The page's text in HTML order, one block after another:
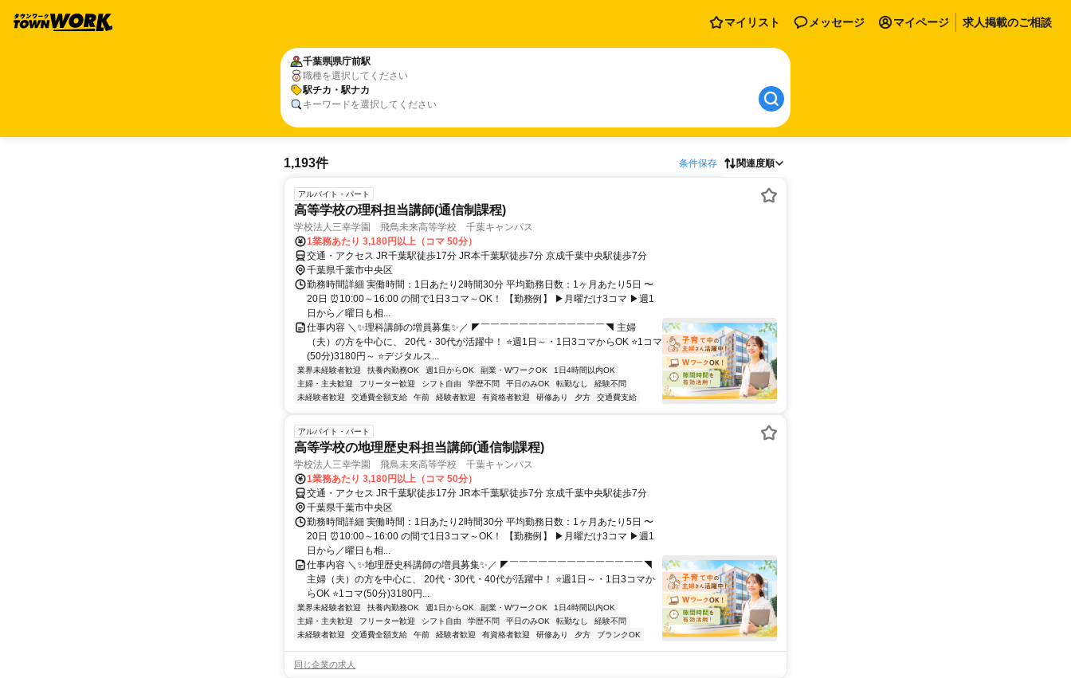
マイリスト メッセージ マイページ 求人掲載のご相談
千葉県県庁前駅
職種を選択してください
駅チカ・駅ナカ
キーワードを選択してください
1,193件 条件保存 関連度順
アルバイト・パート
高等学校の理科担当講師(通信制課程)
学校法人三幸学園 飛鳥未来高等学校 千葉キャンパス
1業務あたり 3,180円以上（コマ 50分）
交通・アクセス JR千葉駅徒歩17分 JR本千葉駅徒歩7分 京成千葉中央駅徒歩7分
千葉県千葉市中央区
勤務時間詳細 実働時間：1日あたり2時間30分 平均勤務日数：1ヶ月あたり5日 〜
20日 ⏰10:00～16:00 の間で1日3コマ～OK！ 【勤務例】 ▶月曜だけ3コマ ▶週1
日から／曜日も相...
仕事内容 ＼✨理科講師の増員募集✨／ ◤￣￣￣￣￣￣￣￣￣￣￣￣￣◥ 主婦
（夫）の方を中心に、 20代・30代が活躍中！ ⭐週1日～・1日3コマからOK ⭐1コマ
(50分)3180円～ ⭐デジタルス...
業界未経験者歓迎 扶養内勤務OK 週1日からOK 副業・WワークOK
1日4時間以内OK
主婦・主夫歓迎
フリーター歓迎 シフト自由 学歴不問 平日のみOK 転勤なし
経験不問
未経験者歓迎
交通費全額支給 午前 経験者歓迎 有資格者歓迎 研修あり 夕方 交通費支給
アルバイト・パート
高等学校の地理歴史科担当講師(通信制課程)
学校法人三幸学園 飛鳥未来高等学校 千葉キャンパス
1業務あたり 3,180円以上（コマ 50分）
交通・アクセス JR千葉駅徒歩17分 JR本千葉駅徒歩7分 京成千葉中央駅徒歩7分
千葉県千葉市中央区
勤務時間詳細 実働時間：1日あたり2時間30分 平均勤務日数：1ヶ月あたり5日 〜
20日 ⏰10:00～16:00 の間で1日3コマ～OK！ 【勤務例】 ▶月曜だけ3コマ ▶週1
日から／曜日も相...
仕事内容 ＼✨地理歴史科講師の増員募集✨／ ◤￣￣￣￣￣￣￣￣￣￣￣￣￣￣◥
主婦（夫）の方を中心に、 20代・30代・40代が活躍中！ ⭐週1日～・1日3コマか
らOK ⭐1コマ(50分)3180円...
業界未経験者歓迎 扶養内勤務OK 週1日からOK 副業・WワークOK
1日4時間以内OK
主婦・主夫歓迎
フリーター歓迎 シフト自由 学歴不問 平日のみOK 転勤なし
経験不問
未経験者歓迎
交通費全額支給 午前 経験者歓迎 有資格者歓迎 研修あり 夕方 ブランクOK
同じ企業の求人